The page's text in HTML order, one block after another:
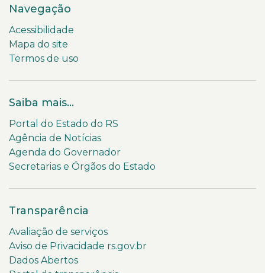
Navegação
Acessibilidade
Mapa do site
Termos de uso
Saiba mais...
Portal do Estado do RS
Agência de Notícias
Agenda do Governador
Secretarias e Órgãos do Estado
Transparência
Avaliação de serviços
Aviso de Privacidade rs.gov.br
Dados Abertos